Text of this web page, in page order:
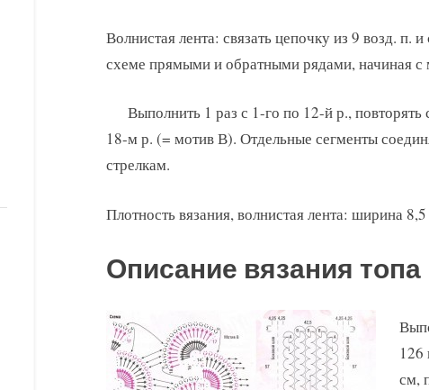
Волнистая лента: связать цепочку из 9 возд. п.
схеме прямыми и обратными рядами, начиная с
Выполнить 1 раз с 1-го по 12-й р.,
18-м р. (= мотив В). Отдельные сегменты
стрелкам.
Плотность вязания, волнистая лента: ширина
Описание вязания
126
см,